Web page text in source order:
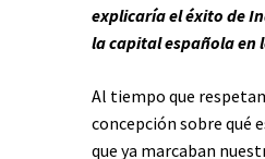
explicaría el éxito de
la capital española en
Al tiempo que
concepción sobre qué
que ya marcaban